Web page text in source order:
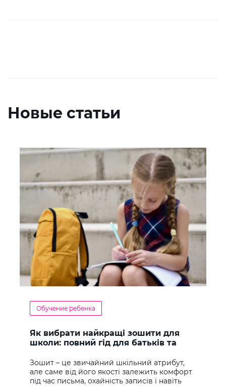
Новые статьи
Обучение ребенка
Як вибрати найкращі зошити для
школи: повний гід для батьків та
Зошит – це звичайний шкільний атрибут,
але саме від його якості залежить комфорт
під час письма, охайність записів і навіть